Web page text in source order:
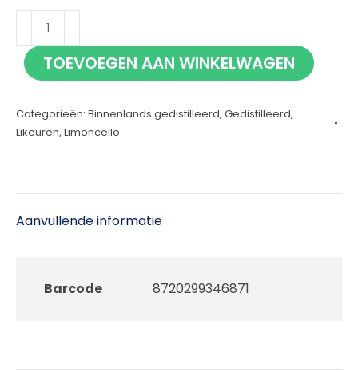
Cello
Meloncello
aantal
TOEVOEGEN AAN WINKELWAGEN
Categorieën: Binnenlands gedistilleerd, Gedistilleerd,
Likeuren, Limoncello
Aanvullende informatie
Barcode 8720299346871